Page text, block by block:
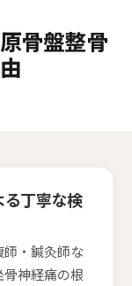
骨盤整骨
丁寧な検
・鍼灸師な
神経痛の根